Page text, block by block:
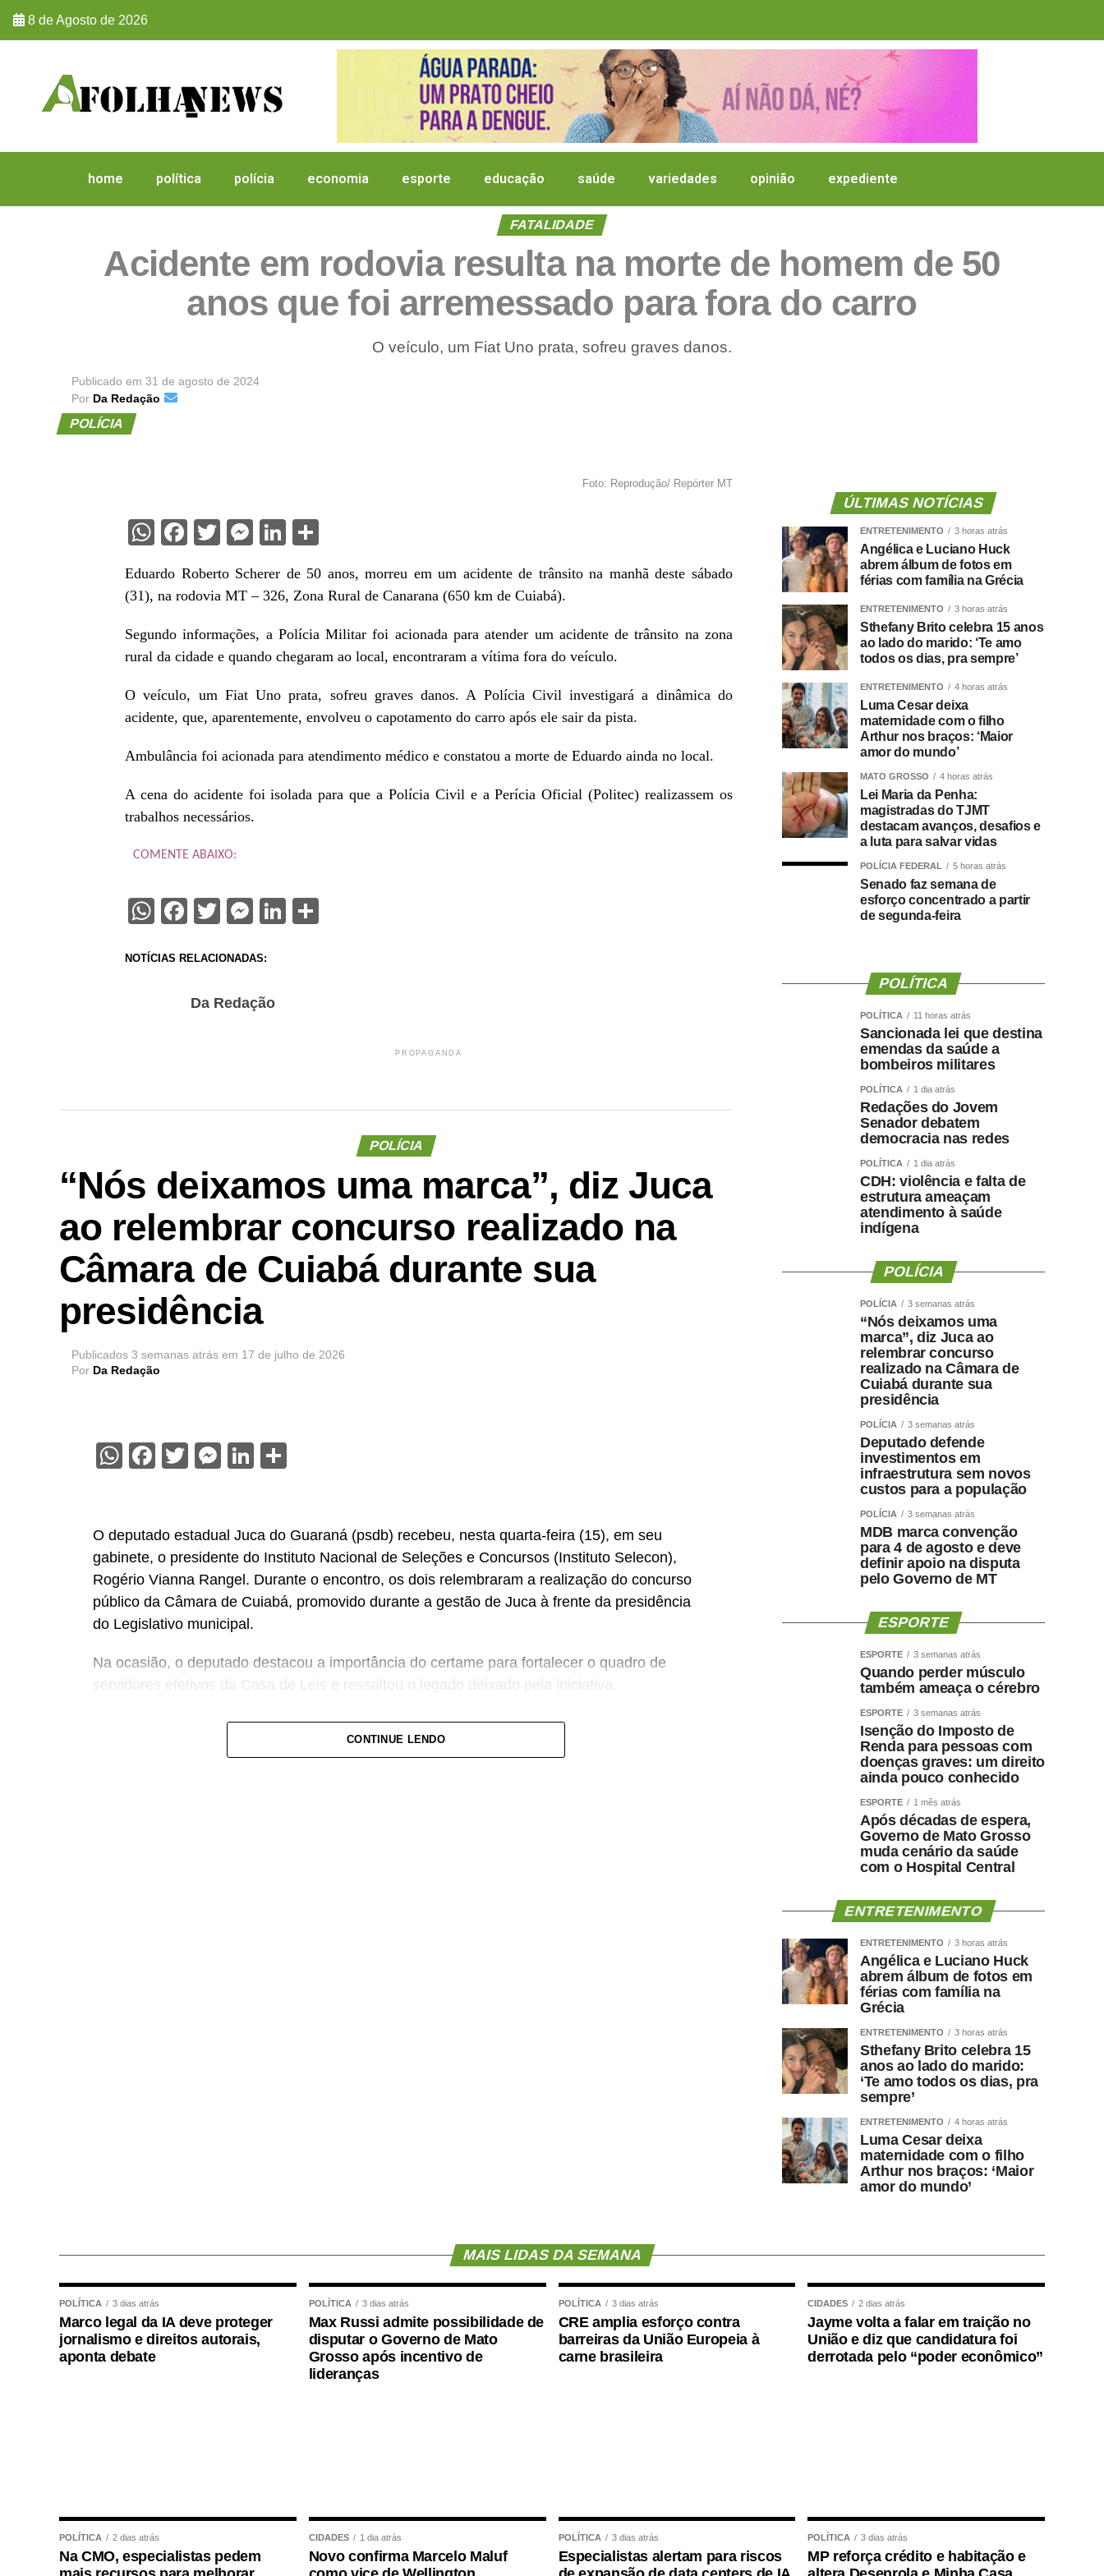
8 de Agosto de 2026
home política polícia economia esporte educação saúde variedades opinião expediente
FATALIDADE
Acidente em rodovia resulta na morte de homem de 50
anos que foi arremessado para fora do carro
O veículo, um Fiat Uno prata, sofreu graves danos.
Publicado em 31 de agosto de 2024
Por Da Redação
POLÍCIA
Foto: Reprodução/ Repórter MT
WhatsApp
Facebook
TwitterMessenger
LinkedIn
Eduardo Roberto Scherer de 50 anos, morreu em um acidente de trânsito na manhã deste sábado
(31), na rodovia MT – 326, Zona Rural de Canarana (650 km de Cuiabá).
Segundo informações, a Polícia Militar foi acionada para atender um acidente de trânsito na zona
rural da cidade e quando chegaram ao local, encontraram a vítima fora do veículo.
O veículo, um Fiat Uno prata, sofreu graves danos. A Polícia Civil investigará a dinâmica do
acidente, que, aparentemente, envolveu o capotamento do carro após ele sair da pista.
Ambulância foi acionada para atendimento médico e constatou a morte de Eduardo ainda no local.
A cena do acidente foi isolada para que a Polícia Civil e a Perícia Oficial (Politec) realizassem os
trabalhos necessários.
COMENTE ABAIXO:
WhatsApp
Facebook
TwitterMessenger
LinkedIn
NOTÍCIAS RELACIONADAS:
Da Redação
PROPAGANDA
POLÍCIA
“Nós deixamos uma marca”, diz Juca
ao relembrar concurso realizado na
Câmara de Cuiabá durante sua
presidência
Publicados 3 semanas atrás em 17 de julho de 2026
Por Da Redação
WhatsApp
Facebook
TwitterMessenger
LinkedIn
O deputado estadual Juca do Guaraná (psdb) recebeu, nesta quarta-feira (15), em seu
gabinete, o presidente do Instituto Nacional de Seleções e Concursos (Instituto Selecon),
Rogério Vianna Rangel. Durante o encontro, os dois relembraram a realização do concurso
público da Câmara de Cuiabá, promovido durante a gestão de Juca à frente da presidência
do Legislativo municipal.
Na ocasião, o deputado destacou a importância do certame para fortalecer o quadro de
servidores efetivos da Casa de Leis e ressaltou o legado deixado pela iniciativa.
“Nós deixamos uma marca de ter feito esse concurso para atender a população cuiabana e
a Câmara de Cuiabá, que é de todos nós mato-grossenses, o parlamento mais antigo do
WhatsApp
Facebook
Twitter
Messenger
LinkedIn
Share
CONTINUE LENDO
ÚLTIMAS NOTÍCIAS
ENTRETENIMENTO 3 horas atrás
Angélica e Luciano Huck
abrem álbum de fotos em
férias com família na Grécia
ENTRETENIMENTO 3 horas atrás
Sthefany Brito celebra 15 anos
ao lado do marido: ‘Te amo
todos os dias, pra sempre’
ENTRETENIMENTO 4 horas atrás
Luma Cesar deixa
maternidade com o filho
Arthur nos braços: ‘Maior
amor do mundo’
MATO GROSSO 4 horas atrás
Lei Maria da Penha:
magistradas do TJMT
destacam avanços, desafios e
a luta para salvar vidas
POLÍCIA FEDERAL 5 horas atrás
Senado faz semana de
esforço concentrado a partir
de segunda-feira
POLÍTICA
POLÍTICA 11 horas atrás
Sancionada lei que destina
emendas da saúde a
bombeiros militares
POLÍTICA 1 dia atrás
Redações do Jovem
Senador debatem
democracia nas redes
POLÍTICA 1 dia atrás
CDH: violência e falta de
estrutura ameaçam
atendimento à saúde
indígena
POLÍCIA
POLÍCIA 3 semanas atrás
“Nós deixamos uma
marca”, diz Juca ao
relembrar concurso
realizado na Câmara de
Cuiabá durante sua
presidência
POLÍCIA 3 semanas atrás
Deputado defende
investimentos em
infraestrutura sem novos
custos para a população
POLÍCIA 3 semanas atrás
MDB marca convenção
para 4 de agosto e deve
definir apoio na disputa
pelo Governo de MT
ESPORTE
ESPORTE 3 semanas atrás
Quando perder músculo
também ameaça o cérebro
ESPORTE 3 semanas atrás
Isenção do Imposto de
Renda para pessoas com
doenças graves: um direito
ainda pouco conhecido
ESPORTE 1 mês atrás
Após décadas de espera,
Governo de Mato Grosso
muda cenário da saúde
com o Hospital Central
ENTRETENIMENTO
ENTRETENIMENTO 3 horas atrás
Angélica e Luciano Huck
abrem álbum de fotos em
férias com família na
Grécia
ENTRETENIMENTO 3 horas atrás
Sthefany Brito celebra 15
anos ao lado do marido:
‘Te amo todos os dias, pra
sempre’
ENTRETENIMENTO 4 horas atrás
Luma Cesar deixa
maternidade com o filho
Arthur nos braços: ‘Maior
amor do mundo’
MAIS LIDAS DA SEMANA
POLÍTICA 3 dias atrás
Marco legal da IA deve proteger
jornalismo e direitos autorais,
aponta debate
POLÍTICA 3 dias atrás
Max Russi admite possibilidade de
disputar o Governo de Mato
Grosso após incentivo de
lideranças
POLÍTICA 3 dias atrás
CRE amplia esforço contra
barreiras da União Europeia à
carne brasileira
CIDADES 2 dias atrás
Jayme volta a falar em traição no
União e diz que candidatura foi
derrotada pelo “poder econômico”
POLÍTICA 2 dias atrás
Na CMO, especialistas pedem
CIDADES 1 dia atrás
Novo confirma Marcelo Maluf
POLÍTICA 3 dias atrás
Especialistas alertam para riscos
POLÍTICA 3 dias atrás
MP reforça crédito e habitação e